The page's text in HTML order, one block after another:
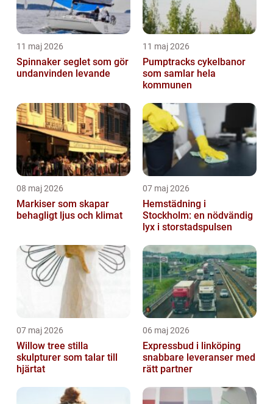
11 maj 2026
Spinnaker seglet som gör
undanvinden levande
11 maj 2026
Pumptracks cykelbanor
som samlar hela
kommunen
08 maj 2026
Markiser som skapar
behagligt ljus och klimat
07 maj 2026
Hemstädning i
Stockholm: en nödvändig
lyx i storstadspulsen
07 maj 2026
Willow tree stilla
skulpturer som talar till
hjärtat
06 maj 2026
Expressbud i linköping
snabbare leveranser med
rätt partner